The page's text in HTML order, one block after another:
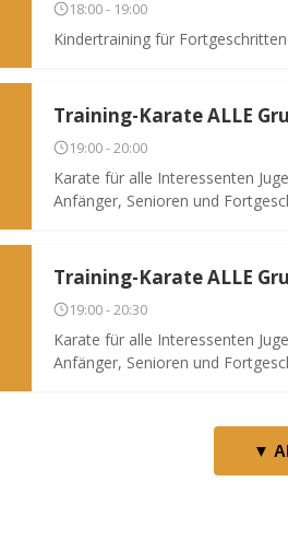
18:00 - 19:00
Kindertraining für
Training-Karate ALLE
19:00 - 20:00
Karate für alle Interessenten
Anfänger, Senioren und
Training-Karate ALLE
19:00 - 20:30
Karate für alle Interessenten
Anfänger, Senioren und
▼